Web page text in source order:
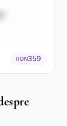
RON359